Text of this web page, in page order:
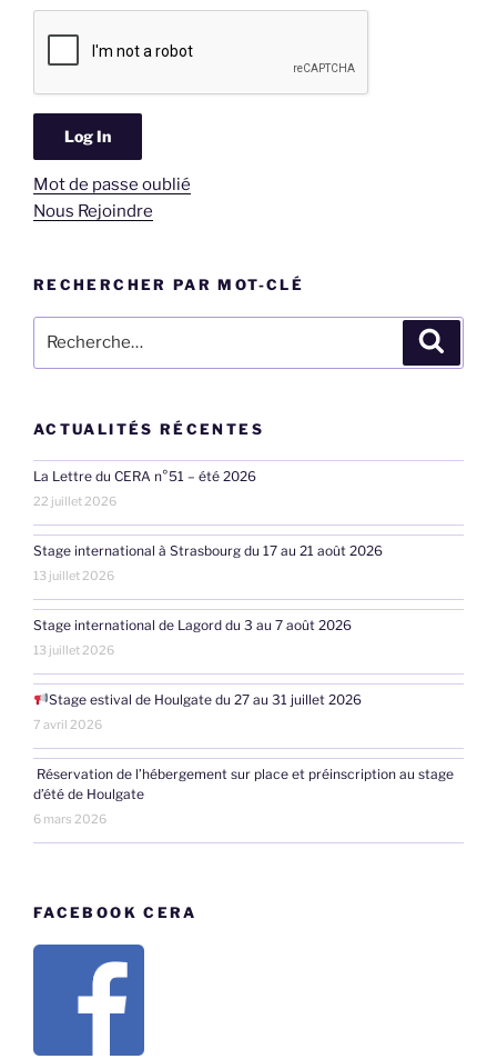
Mot de passe oublié
Nous Rejoindre
RECHERCHER PAR MOT-CLÉ
pour
ACTUALITÉS RÉCENTES
La Lettre du CERA n°51 – été 2026
22 juillet 2026
Stage international à Strasbourg du 17 au 21 août 2026
13 juillet 2026
Stage international de Lagord du 3 au 7 août 2026
13 juillet 2026
Stage estival de Houlgate du 27 au 31 juillet 2026
7 avril 2026
Réservation de l’hébergement sur place et préinscription au stage
d’été de Houlgate
6 mars 2026
FACEBOOK CERA